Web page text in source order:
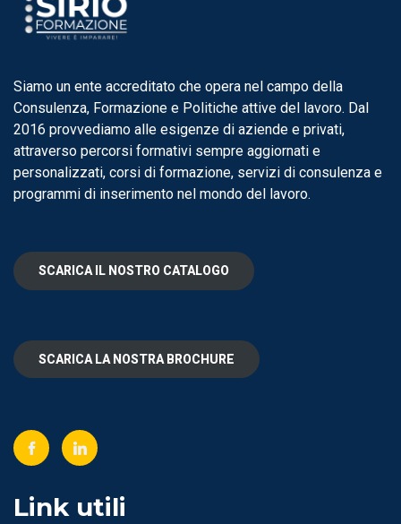
Siamo un ente accreditato che opera nel campo della
Consulenza, Formazione e Politiche attive del lavoro. Dal
2016 provvediamo alle esigenze di aziende e privati,
attraverso percorsi formativi sempre aggiornati e
personalizzati, corsi di formazione, servizi di consulenza e
programmi di inserimento nel mondo del lavoro.
SCARICA IL NOSTRO CATALOGO
SCARICA LA NOSTRA BROCHURE
Link utili